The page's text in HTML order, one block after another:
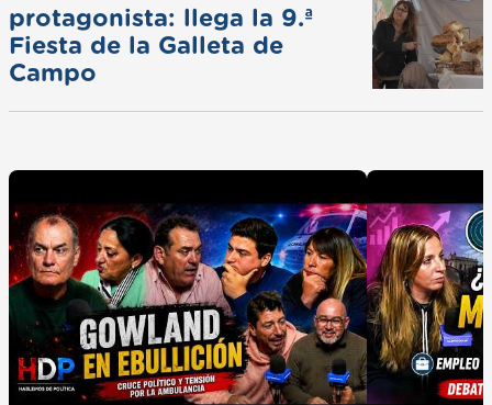
protagonista: llega la 9.ª
Fiesta de la Galleta de
Campo